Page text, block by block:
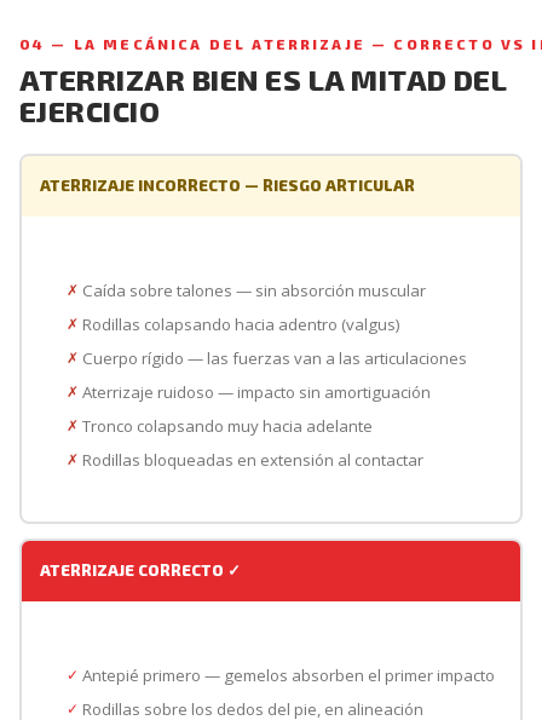
04 — LA MECÁNICA DEL ATERRIZAJE — CORRECTO VS
ATERRIZAR BIEN ES LA MITAD DEL
EJERCICIO
ATERRIZAJE INCORRECTO — RIESGO ARTICULAR
Caída sobre talones — sin absorción muscular
Rodillas colapsando hacia adentro (valgus)
Cuerpo rígido — las fuerzas van a las articulaciones
Aterrizaje ruidoso — impacto sin amortiguación
Tronco colapsando muy hacia adelante
Rodillas bloqueadas en extensión al contactar
ATERRIZAJE CORRECTO ✓
Antepié primero — gemelos absorben el primer impacto
Rodillas sobre los dedos del pie, en alineación